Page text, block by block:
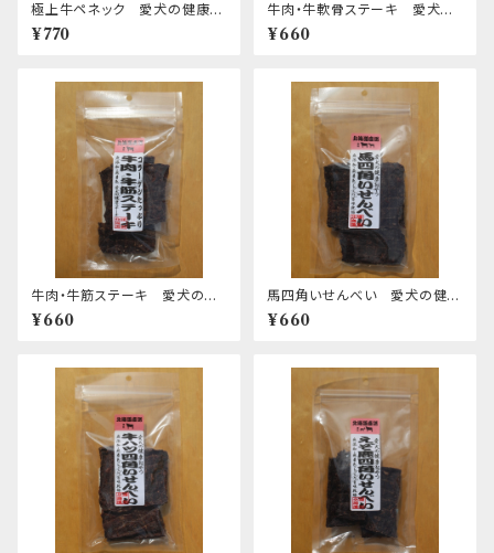
極上牛ペネック 愛犬の健康お
やつ
¥770
牛肉・牛軟骨ステーキ 愛犬の
健康おやつ
¥660
牛肉・牛筋ステーキ 愛犬の健
康おやつ
¥660
馬四角いせんべい 愛犬の健康
おやつ
¥660